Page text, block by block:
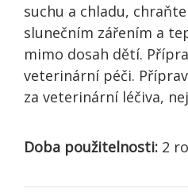
suchu a chladu,
slunečním zářením a
mimo dosah dětí.
veterinární péči.
za veterinární léčiva,
Doba použitelnosti: 2